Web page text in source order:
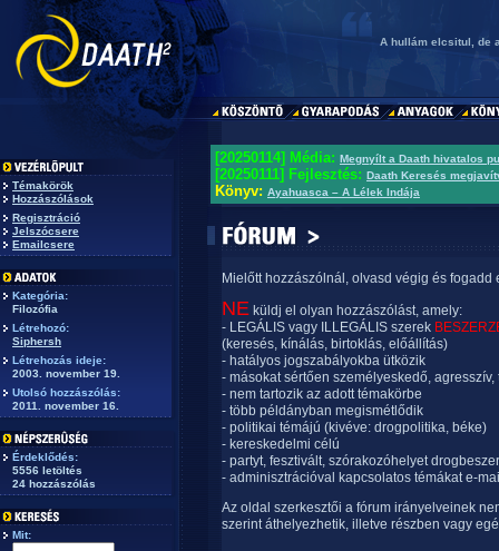
A hullám elcsitul, de
Témakörök
Hozzászólások
Regisztráció
Jelszócsere
Emailcsere
Kategória:
Filozófia
Létrehozó:
Siphersh
Létrehozás ideje:
2003. november 19.
Utolsó hozzászólás:
2011. november 16.
Érdeklődés:
5556 letöltés
24 hozzászólás
Mit:
[20250114] Média: Megnyílt a Daath hivatalos
[20250111] Fejlesztés: Daath Keresés
Könyv: Ayahuasca – A Lélek Indája
Mielőtt hozzászólnál, olvasd végig és fogadd
NE küldj el olyan hozzászólást, amely:
- LEGÁLIS vagy ILLEGÁLIS szerek
(keresés, kínálás, birtoklás, előállítás)
- hatályos jogszabályokba ütközik
- másokat sértően személyeskedő, agresszív,
- nem tartozik az adott témakörbe
- több példányban megismétlődik
- politikai témájú (kivéve: drogpolitika, béke)
- kereskedelmi célú
- partyt, fesztivált, szórakozóhelyet
- adminisztrációval kapcsolatos témákat e-
Az oldal szerkesztői a fórum irányelveinek
szerint áthelyezhetik, illetve részben vagy